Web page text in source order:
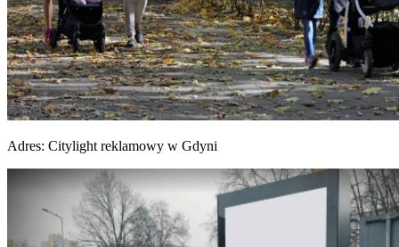
Adres: Citylight reklamowy w Gdyni